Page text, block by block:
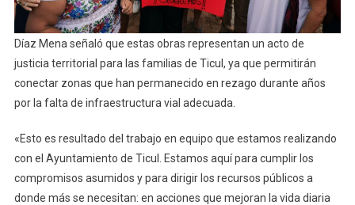
Díaz Mena señaló que estas obras representan un acto de
justicia territorial para las familias de Ticul, ya que permitirán
conectar zonas que han permanecido en rezago durante años
por la falta de infraestructura vial adecuada.
«Esto es resultado del trabajo en equipo que estamos realizando
con el Ayuntamiento de Ticul. Estamos aquí para cumplir los
compromisos asumidos y para dirigir los recursos públicos a
donde más se necesitan: en acciones que mejoran la vida diaria